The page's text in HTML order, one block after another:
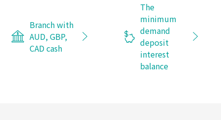
Branch with
AUD, GBP,
CAD cash
The
minimum
demand
deposit
interest
balance